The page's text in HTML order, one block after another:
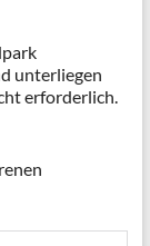
unterliegen
erforderlich.